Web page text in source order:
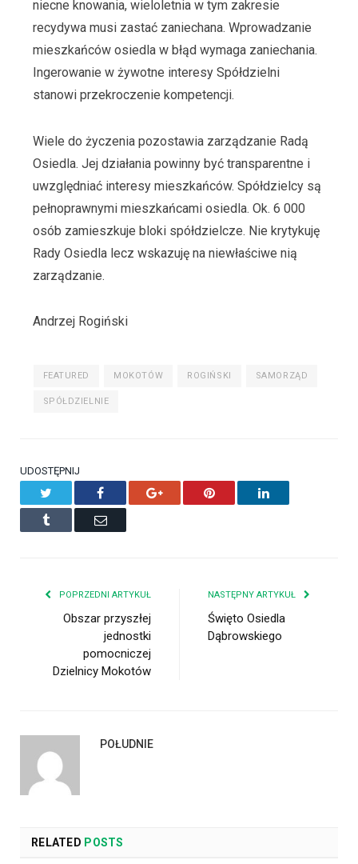
niecne knowania, wieloletnia w tym zakresie
recydywa musi zastać zaniechana. Wprowadzanie
mieszkańców osiedla w błąd wymaga zaniechania.
Ingerowanie w żywotne interesy Spółdzielni
stanowi przekroczenie kompetencji.
Wiele do życzenia pozostawia zarządzanie Radą
Osiedla. Jej działania powinny być transparentne i
uwzględniać interesy mieszkańców. Spółdzielcy są
pełnoprawnymi mieszkańcami osiedla. Ok. 6 000
osób zamieszkuje bloki spółdzielcze. Nie krytykuję
Rady Osiedla lecz wskazuję na niewłaściwe nią
zarządzanie.
Andrzej Rogiński
FEATURED MOKOTÓW ROGIŃSKI SAMORZĄD
SPÓŁDZIELNIE
UDOSTĘPNIJ
Facebook Google+ Pinterest LinkedIn
Tumblr Email
POPRZEDNI ARTYKUŁ
Obszar przyszłej
jednostki
pomocniczej
Dzielnicy Mokotów
NASTĘPNY ARTYKUŁ
Święto Osiedla
Dąbrowskiego
POŁUDNIE
RELATED POSTS